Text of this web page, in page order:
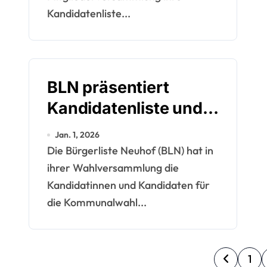
Kandidatenliste...
BLN präsentiert
Kandidatenliste und
politischen Kurs für
die Kommunalwahl
2026
Jan. 1, 2026
Die Bürgerliste Neuhof (BLN) hat in
ihrer Wahlversammlung die
Kandidatinnen und Kandidaten für
die Kommunalwahl...
S
1